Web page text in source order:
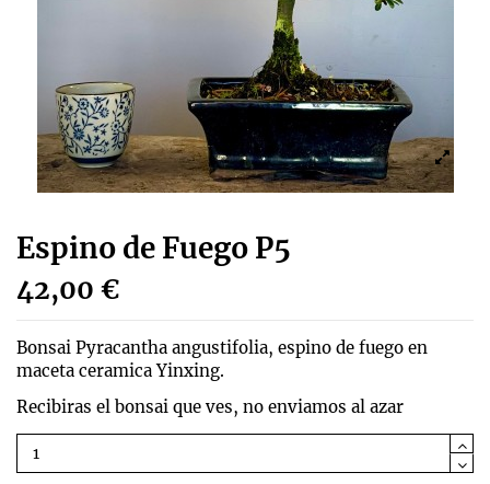
Espino de Fuego P5
42,00 €
Bonsai Pyracantha angustifolia, espino de fuego en
maceta ceramica Yinxing.
Recibiras el bonsai que ves, no enviamos al azar